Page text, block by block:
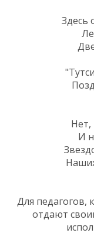
Здесь
Нет,
И
Для педагогов,
отдают